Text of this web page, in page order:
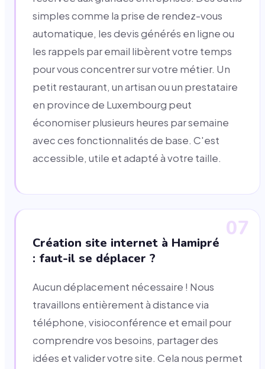
simples comme la prise de rendez-vous
automatique, les devis générés en ligne ou
les rappels par email libèrent votre temps
pour vous concentrer sur votre métier. Un
petit restaurant, un artisan ou un prestataire
en province de Luxembourg peut
économiser plusieurs heures par semaine
avec ces fonctionnalités de base. C'est
accessible, utile et adapté à votre taille.
07
Création site internet à Hamipré
: faut-il se déplacer ?
Aucun déplacement nécessaire ! Nous
travaillons entièrement à distance via
téléphone, visioconférence et email pour
comprendre vos besoins, partager des
idées et valider votre site. Cela nous permet